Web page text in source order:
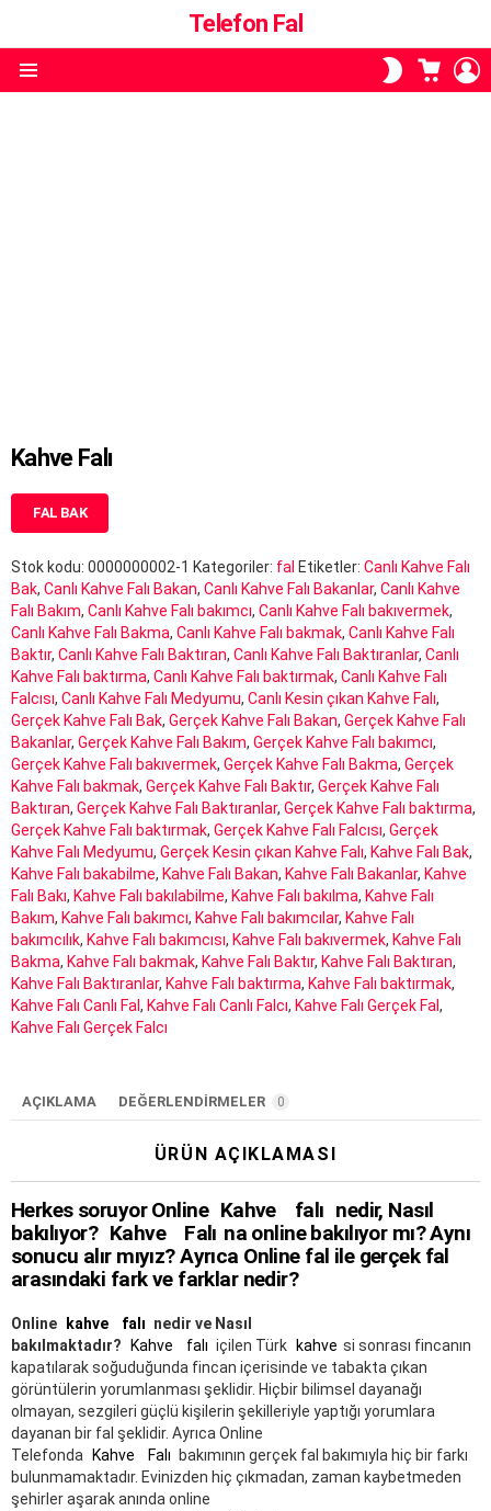
Telefon Fal
SKIN
ANAHTARI
SEPETI
Kahve Falı
FAL BAK
Stok kodu: 0000000002-1 Kategoriler: fal Etiketler: Canlı Kahve Falı
Bak, Canlı Kahve Falı Bakan, Canlı Kahve Falı Bakanlar, Canlı Kahve
Falı Bakım, Canlı Kahve Falı bakımcı, Canlı Kahve Falı bakıvermek,
Canlı Kahve Falı Bakma, Canlı Kahve Falı bakmak, Canlı Kahve Falı
Baktır, Canlı Kahve Falı Baktıran, Canlı Kahve Falı Baktıranlar, Canlı
Kahve Falı baktırma, Canlı Kahve Falı baktırmak, Canlı Kahve Falı
Falcısı, Canlı Kahve Falı Medyumu, Canlı Kesin çıkan Kahve Falı,
Gerçek Kahve Falı Bak, Gerçek Kahve Falı Bakan, Gerçek Kahve Falı
Bakanlar, Gerçek Kahve Falı Bakım, Gerçek Kahve Falı bakımcı,
Gerçek Kahve Falı bakıvermek, Gerçek Kahve Falı Bakma, Gerçek
Kahve Falı bakmak, Gerçek Kahve Falı Baktır, Gerçek Kahve Falı
Baktıran, Gerçek Kahve Falı Baktıranlar, Gerçek Kahve Falı baktırma,
Gerçek Kahve Falı baktırmak, Gerçek Kahve Falı Falcısı, Gerçek
Kahve Falı Medyumu, Gerçek Kesin çıkan Kahve Falı, Kahve Falı Bak,
Kahve Falı bakabilme, Kahve Falı Bakan, Kahve Falı Bakanlar, Kahve
Falı Bakı, Kahve Falı bakılabilme, Kahve Falı bakılma, Kahve Falı
Bakım, Kahve Falı bakımcı, Kahve Falı bakımcılar, Kahve Falı
bakımcılık, Kahve Falı bakımcısı, Kahve Falı bakıvermek, Kahve Falı
Bakma, Kahve Falı bakmak, Kahve Falı Baktır, Kahve Falı Baktıran,
Kahve Falı Baktıranlar, Kahve Falı baktırma, Kahve Falı baktırmak,
Kahve Falı Canlı Fal , Kahve Falı Canlı Falcı, Kahve Falı Gerçek Fal ,
Kahve Falı Gerçek Falcı
AÇIKLAMA DEĞERLENDIRMELER 0
ÜRÜN AÇIKLAMASI
Herkes soruyor Online Kahve falı nedir, Nasıl
bakılıyor? Kahve Falı na online bakılıyor mı? Aynı
sonucu alır mıyız? Ayrıca Online fal ile gerçek fal
arasındaki fark ve farklar nedir?
Online kahve falı nedir ve Nasıl
bakılmaktadır?
Kahve falı içilen Türk kahve si sonrası fincanın
kapatılarak soğuduğunda fincan içerisinde ve tabakta çıkan
görüntülerin yorumlanması şeklidir. Hiçbir bilimsel dayanağı
olmayan, sezgileri güçlü kişilerin şekilleriyle yaptığı yorumlara
dayanan bir fal şeklidir. Ayrıca Online
Telefonda
Kahve Falı
bakımının gerçek fal bakımıyla hiç bir farkı
bulunmamaktadır. Evinizden hiç çıkmadan, zaman kaybetmeden
şehirler aşarak anında online